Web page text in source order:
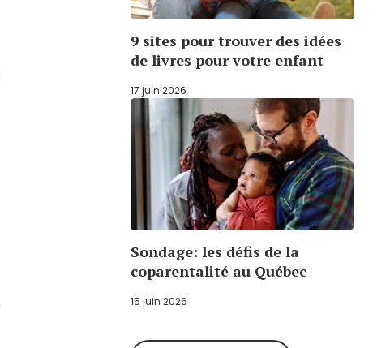
9 sites pour trouver des idées
de livres pour votre enfant
17 juin 2026
Sondage: les défis de la
coparentalité au Québec
15 juin 2026